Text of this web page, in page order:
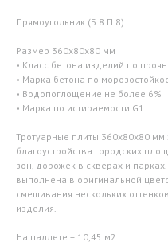
Прямоугольник (Б.8.П.8)
Размер 360х80х80 мм
• Класс бетона изделий по
• Марка бетона по
• Водопоглощение не более 6%
• Марка по истираемости G1
Тротуарные плиты 360х80х80
благоустройства городских
зон, дорожек в скверах и
выполнена в оригинальной
смешивания нескольких
изделия.
На паллете – 10,45 м2